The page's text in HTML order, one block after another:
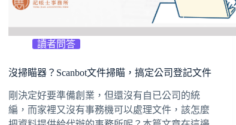
讀者問答
沒掃瞄器？Scanbot文件掃瞄，搞定公司登記文件
剛決定好要準備創業，但還沒有自已公司的統
編，而家裡又沒有事務機可以處理文件，該怎麼